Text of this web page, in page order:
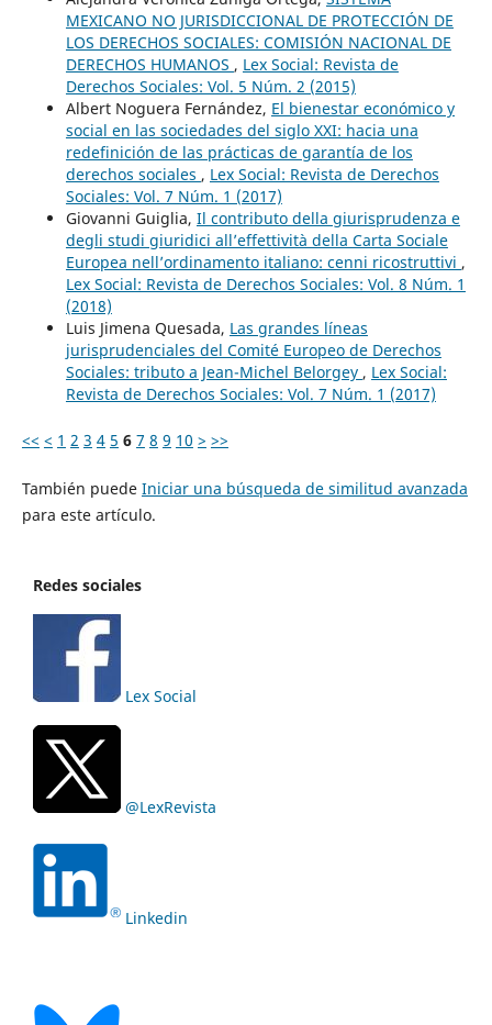
MEXICANO NO JURISDICCIONAL DE PROTECCIÓN DE
LOS DERECHOS SOCIALES: COMISIÓN NACIONAL DE
DERECHOS HUMANOS , Lex Social: Revista de
Derechos Sociales: Vol. 5 Núm. 2 (2015)
Albert Noguera Fernández, El bienestar económico y
social en las sociedades del siglo XXI: hacia una
redefinición de las prácticas de garantía de los
derechos sociales , Lex Social: Revista de Derechos
Sociales: Vol. 7 Núm. 1 (2017)
Giovanni Guiglia, Il contributo della giurisprudenza e
degli studi giuridici all’effettività della Carta Sociale
Europea nell’ordinamento italiano: cenni ricostruttivi ,
Lex Social: Revista de Derechos Sociales: Vol. 8 Núm. 1
(2018)
Luis Jimena Quesada, Las grandes líneas
jurisprudenciales del Comité Europeo de Derechos
Sociales: tributo a Jean-Michel Belorgey , Lex Social:
Revista de Derechos Sociales: Vol. 7 Núm. 1 (2017)
<< < 1 2 3 4 5 6 7 8 9 10 > >>
También puede Iniciar una búsqueda de similitud avanzada
para este artículo.
Redes sociales
Lex Social
@LexRevista
Linkedin